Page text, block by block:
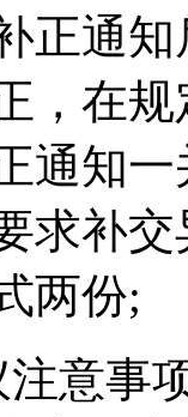
正通
，在
通知
求补
两份;
意事